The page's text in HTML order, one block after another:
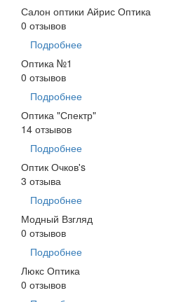
Салон оптики Айрис Оптика
0 отзывов
Подробнее
Оптика №1
0 отзывов
Подробнее
Оптика "Спектр"
14 отзывов
Подробнее
Оптик Очков's
3 отзыва
Подробнее
Модный Взгляд
0 отзывов
Подробнее
Люкс Оптика
0 отзывов